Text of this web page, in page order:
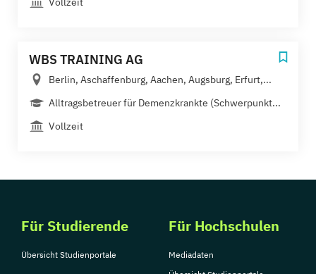
WBS TRAINING AG
Berlin, Aschaffenburg, Aachen, Augsburg, Erfurt,...
Alltragsbetreuer für Demenzkrankte (Schwerpunkt...
Vollzeit
Für Studierende
Übersicht Studienportale
Für Hochschulen
Mediadaten